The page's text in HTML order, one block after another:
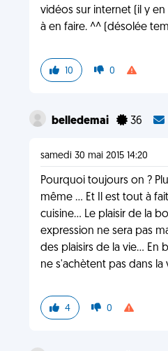
vidéos sur internet (il y en
à en faire. ^^ (désolée
10 0
belledemai 36
samedi 30 mai 2015 14:20
Pourquoi toujours on ?
même ... Et Il est tout à
cuisine... Le plaisir de la
expression ne sera pas
des plaisirs de la vie... En
ne s'achètent pas dans la
4 0